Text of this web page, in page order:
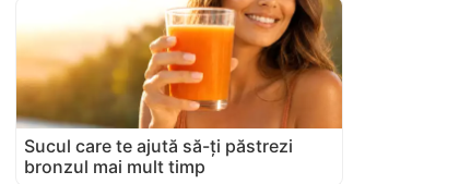
Sucul care te ajută să-ți păstrezi
bronzul mai mult timp